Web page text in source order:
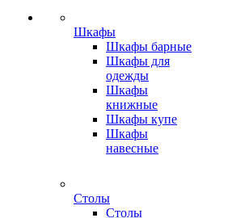
Шкафы
Шкафы барные
Шкафы для
одежды
Шкафы
книжные
Шкафы купе
Шкафы
навесные
Столы
Столы